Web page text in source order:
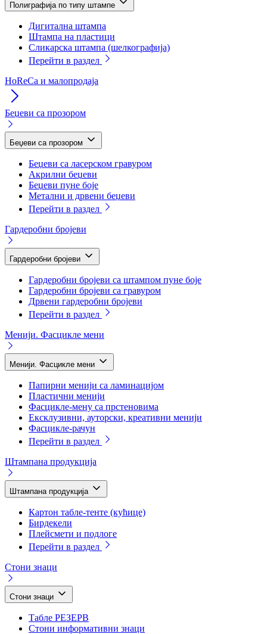
Полиграфија по типу штампе
Дигитална штампа
Штампа на пластици
Сликарска штампа (шелкографија)
Перейти в раздел
HoReCa и малопродаја
Беџеви са прозором
Беџеви са прозором
Беџеви са ласерском гравуром
Акрилни беџеви
Беџеви пуне боје
Метални и дрвени беџеви
Перейти в раздел
Гардеробни бројеви
Гардеробни бројеви
Гардеробни бројеви са штампом пуне боје
Гардеробни бројеви са гравуром
Дрвени гардеробни бројеви
Перейти в раздел
Менији. Фасцикле мени
Менији. Фасцикле мени
Папирни менији са ламинацијом
Пластични менији
Фасцикле-мену са прстеновима
Ексклузивни, ауторски, креативни менији
Фасцикле-рачун
Перейти в раздел
Штампана продукција
Штампана продукција
Картон табле-тенте (кућице)
Бирдекели
Плейсмети и подлоге
Перейти в раздел
Стони знаци
Стони знаци
Табле РЕЗЕРВ
Стони информативни знаци